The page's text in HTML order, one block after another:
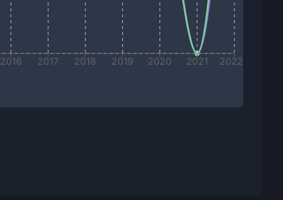
2016 2017 2018 2019 2020 2021 2022